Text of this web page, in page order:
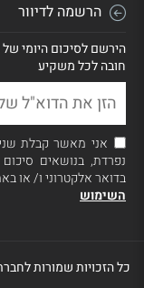
הרשמה לדיוור
הירשם לסיכום היומי של
חובה לכל משקיע
אני מאשר קבלת
נפרדת, בנושאים
בדואר אלקטרוני ו/ או
השימוש
כל הזכויות שמורות